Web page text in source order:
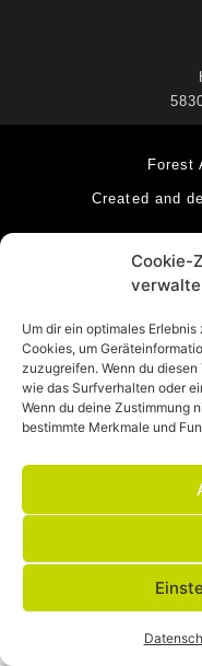
Cookie-
Um dir ein optimales
Cookies, um
zuzugreifen. Wenn du
wie das Surfverhalten oder
Wenn du deine Zustimmung
bestimmte Merkmale und
Forest
Created and